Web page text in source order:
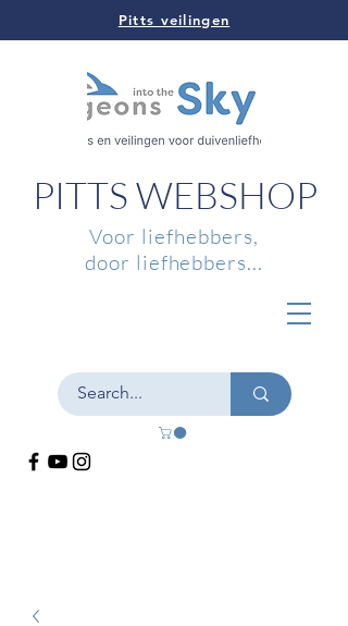
Pitts veilingen
PITTS WEBSHOP
Voor liefhebbers,
door liefhebbers...